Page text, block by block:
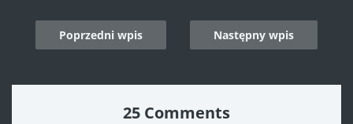
Post
navigation
Poprzedni wpis Następny wpis
25 Comments